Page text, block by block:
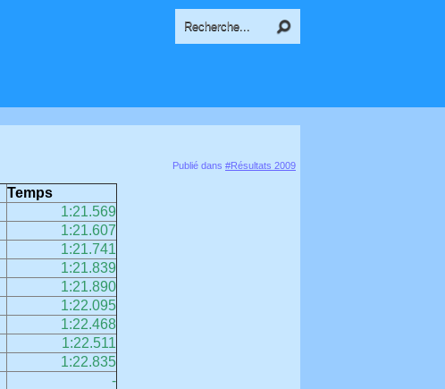
Publié dans #Résultats 2009
Temps
1:21.569
1:21.607
1:21.741
1:21.839
1:21.890
1:22.095
1:22.468
1:22.511
1:22.835
-